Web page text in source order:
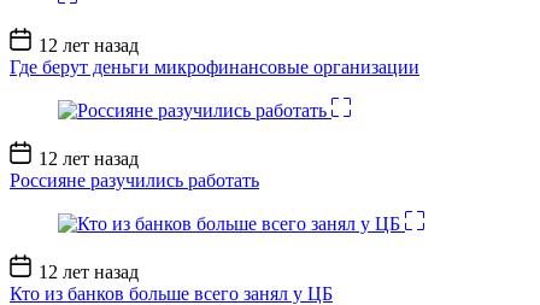
Дата
записи
12 лет назад
Где берут деньги микрофинансовые организации
Дата
записи
12 лет назад
Россияне разучились работать
Дата
записи
12 лет назад
Кто из банков больше всего занял у ЦБ